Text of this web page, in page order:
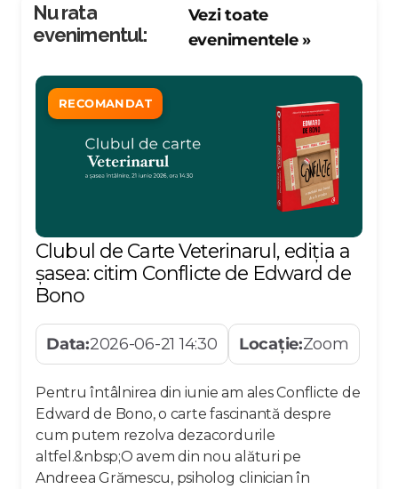
Nu rata
evenimentul:
Vezi toate
evenimentele »
RECOMANDAT
Clubul de Carte Veterinarul, ediția a
șasea: citim Conflicte de Edward de
Bono
Data:2026-06-21 14:30 Locație:Zoom
Pentru întâlnirea din iunie am ales Conflicte de
Edward de Bono, o carte fascinantă despre
cum putem rezolva dezacordurile
altfel.&nbsp;O avem din nou alături pe
Andreea Grămescu, psiholog clinician în